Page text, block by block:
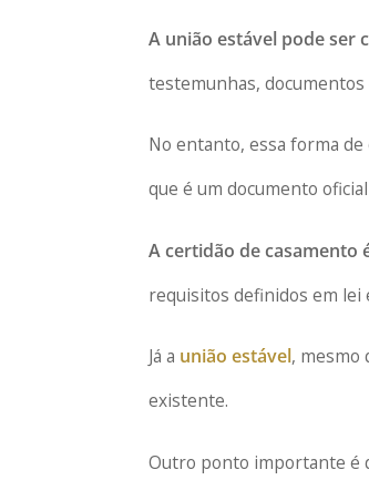
A união estável pode ser
testemunhas,
No entanto, essa forma de
que é um documento
A certidão de casamento
requisitos definidos em
Já a união estável, mesmo
existente.
Outro ponto importante é